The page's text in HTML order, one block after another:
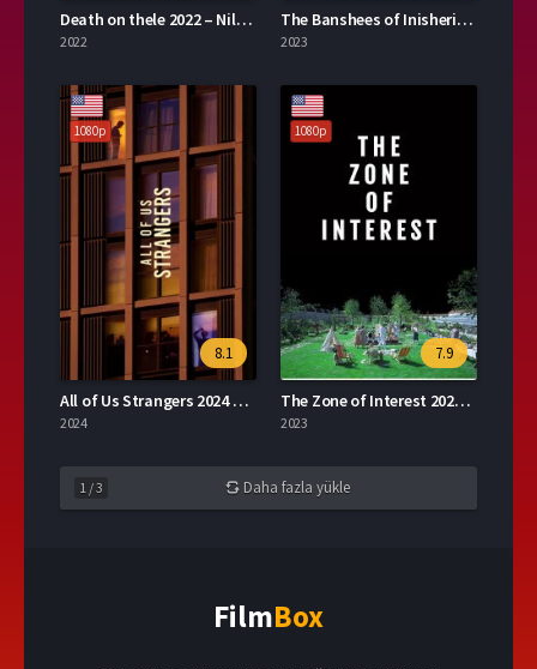
Death on thele 2022 – Nil\’de Ölüm 1080p Turkce Altyazi izle
2022
The Banshees of Inisherin 2023 – the banshees of inisherin 1080p Turkce Altyazi izle
2023
1080p
8.1
All of Us Strangers 2024 – all of us strangers 1080p Turkce Altyazi izle
2024
1080p
7.9
The Zone of Interest 2023 – İlgi Alanı 1080p Turkce Altyazi izle
2023
1 /3 Daha fazla yükle
FilmBox